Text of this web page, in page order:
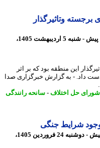
وتاثیرگذار
3 ماه پیش - شنبه 5 اردیبهشت 1405،
این منطقه بود که بر اثر
- به گزارش خبرگزاری صدا
حل اختلاف-سانحه رانندگی
شرایط جنگی
4 ماه پیش - دوشنبه 24 فروردین 1405،